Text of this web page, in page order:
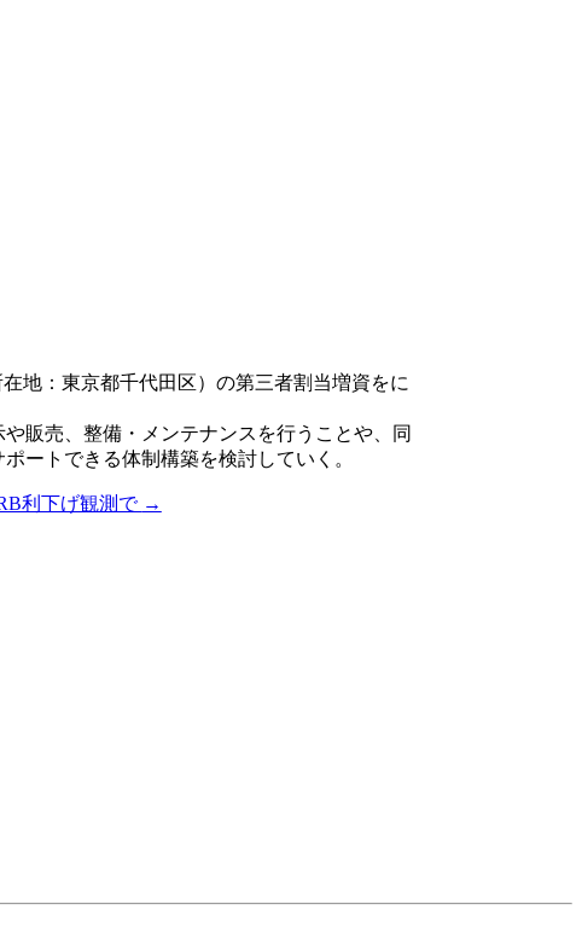
地：東京都千代田区）の第三者割当増資をに
販売、整備・メンテナンスを行うことや、同
ートできる体制構築を検討していく。
利下げ観測で →